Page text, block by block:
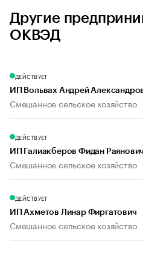
Другие
ОКВЭД
ДЕЙСТВУЕТ
ИП Вольвах Андрей
Смешанное сельское хозяйство
ДЕЙСТВУЕТ
ИП Галиакберов Фидан Раянович
Смешанное сельское хозяйство
ДЕЙСТВУЕТ
ИП Ахметов Линар Фиргатович
Смешанное сельское хозяйство